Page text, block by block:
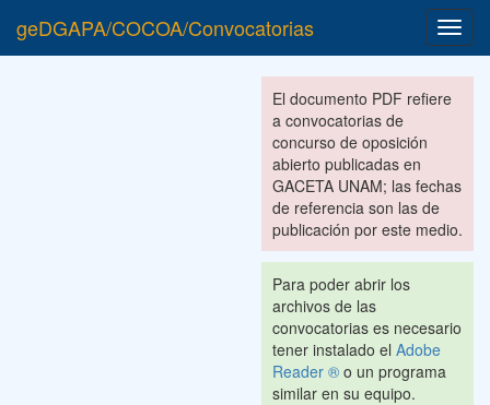
geDGAPA/COCOA/Convocatorias
El documento PDF refiere
a convocatorias de
concurso de oposición
abierto publicadas en
GACETA UNAM; las fechas
de referencia son las de
publicación por este medio.
Para poder abrir los
archivos de las
convocatorias es necesario
tener instalado el Adobe
Reader ® o un programa
similar en su equipo.